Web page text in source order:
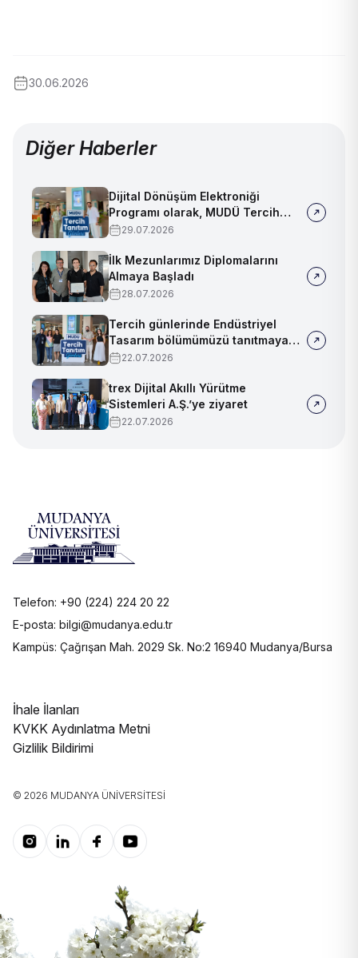
30.06.2026
Diğer Haberler
Dijital Dönüşüm Elektroniği
Programı olarak, MUDÜ Tercih
Tanıtım Günleri'nde biz de
29.07.2026
İlk Mezunlarımız Diplomalarını
Almaya Başladı
28.07.2026
Tercih günlerinde Endüstriyel
Tasarım bölümümüzü tanıtmaya
devam ediyoruz!
22.07.2026
trex Dijital Akıllı Yürütme
Sistemleri A.Ş.’ye ziyaret
22.07.2026
Telefon: +90 (224) 224 20 22
E-posta: bilgi@mudanya.edu.tr
Kampüs: Çağrışan Mah. 2029 Sk. No:2 16940 Mudanya/Bursa
İhale İlanları
KVKK Aydınlatma Metni
Gizlilik Bildirimi
© 2026 MUDANYA ÜNIVERSITESI